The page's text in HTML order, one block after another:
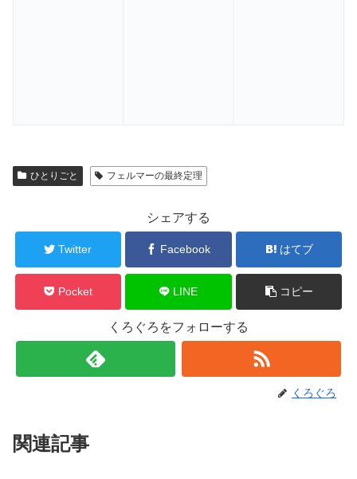
ひとりごと フェルマーの最終定理
シェアする
Twitter Facebook はてブ
Pocket LINE コピー
くろぐろをフォローする
くろぐろ
関連記事